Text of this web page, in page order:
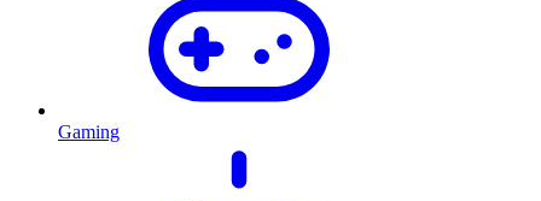
Gaming